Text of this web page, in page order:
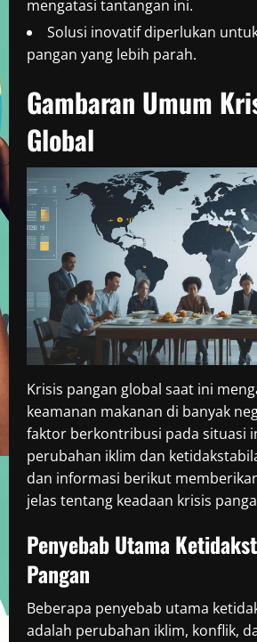
mengatasi tantangan ini.
Solusi inovatif diperlukan
pangan yang lebih parah.
Gambaran Umum
Global
Krisis pangan global saat ini
keamanan makanan di banyak
faktor berkontribusi pada situasi
perubahan iklim dan
dan informasi berikut
jelas tentang keadaan krisis
Penyebab Utama
Pangan
Beberapa penyebab utama
adalah perubahan iklim, konflik,